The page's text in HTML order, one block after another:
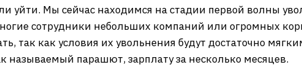
уйти. Мы сейчас находимся на стадии первой волны
сотрудники небольших компаний или огромных
так как условия их увольнения будут достаточно
называемый парашют, зарплату за несколько месяцев.